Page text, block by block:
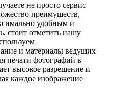
не просто сервис
преимуществ,
удобным и
стоит отметить нашу
и материалы ведущих
печати фотографий в
высокое разрешение и
каждое изображение